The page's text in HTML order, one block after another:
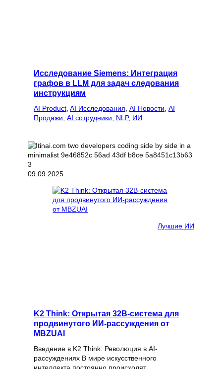
Исследование Siemens: Интеграция
графов в LLM для задач следования
инструкциям
AI Product AI Исследования AI Новости AI
Продажи AI сотрудники NLP, ИИ
09.09.2025
Лучшие ИИ
K2 Think: Открытая 32B-система для
продвинутого ИИ-рассуждения от
MBZUAI
Введение в K2 Think: Революция в AI-
рассуждениях В мире искусственного